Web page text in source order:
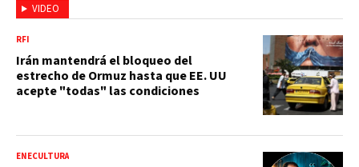
VIDEO
RFI
Irán mantendrá el bloqueo del
estrecho de Ormuz hasta que EE. UU
acepte "todas" las condiciones
ENECULTURA